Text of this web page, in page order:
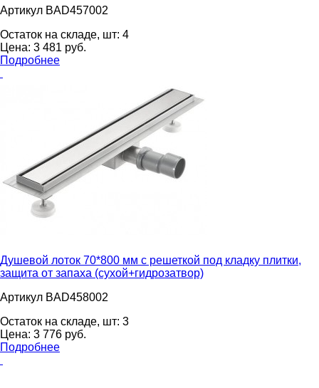
Артикул BAD457002
Остаток на складе, шт: 4
Цена: 3 481 pуб.
Подробнее
Душевой лоток 70*800 мм с решеткой под кладку плитки,
защита от запаха (сухой+гидрозатвор)
Артикул BAD458002
Остаток на складе, шт: 3
Цена: 3 776 pуб.
Подробнее